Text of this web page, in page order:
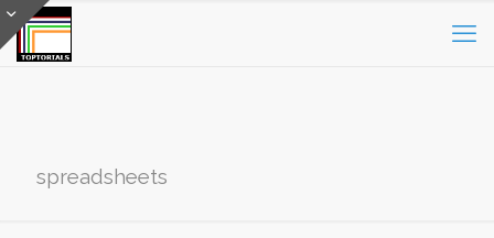
spreadsheets